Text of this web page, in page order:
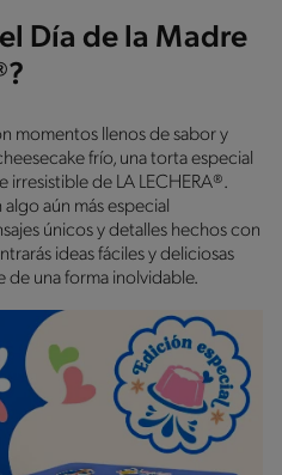
Día de la Madre
momentos llenos de sabor y
frío, una torta especial
de LA LECHERA®.
aún más especial
únicos y detalles hechos con
ideas fáciles y deliciosas
de una forma inolvidable.